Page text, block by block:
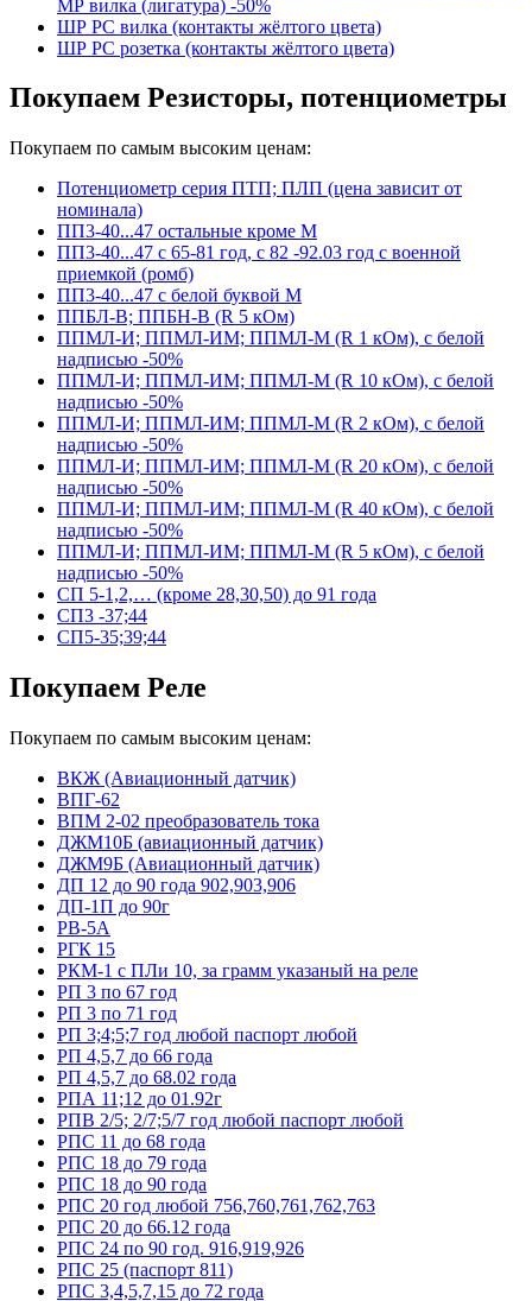
МР вилка (лигатура) -50%
ШР РС вилка (контакты жёлтого цвета)
ШР РС розетка (контакты жёлтого цвета)
Покупаем Резисторы, потенциометры
Покупаем по самым высоким ценам:
Потенциометр серия ПТП; ПЛП (цена зависит от
номинала)
ПП3-40...47 остальные кроме М
ПП3-40...47 с 65-81 год, с 82 -92.03 год с военной
приемкой (ромб)
ПП3-40...47 с белой буквой М
ППБЛ-В; ППБН-В (R 5 кОм)
ППМЛ-И; ППМЛ-ИМ; ППМЛ-М (R 1 кОм), с белой
надписью -50%
ППМЛ-И; ППМЛ-ИМ; ППМЛ-М (R 10 кОм), с белой
надписью -50%
ППМЛ-И; ППМЛ-ИМ; ППМЛ-М (R 2 кОм), с белой
надписью -50%
ППМЛ-И; ППМЛ-ИМ; ППМЛ-М (R 20 кОм), с белой
надписью -50%
ППМЛ-И; ППМЛ-ИМ; ППМЛ-М (R 40 кОм), с белой
надписью -50%
ППМЛ-И; ППМЛ-ИМ; ППМЛ-М (R 5 кОм), с белой
надписью -50%
СП 5-1,2,… (кроме 28,30,50) до 91 года
СП3 -37;44
СП5-35;39;44
Покупаем Реле
Покупаем по самым высоким ценам:
ВКЖ (Авиационный датчик)
ВПГ-62
ВПМ 2-02 преобразователь тока
ДЖМ10Б (авиационный датчик)
ДЖМ9Б (Авиационный датчик)
ДП 12 до 90 года 902,903,906
ДП-1П до 90г
РВ-5А
РГК 15
РКМ-1 с ПЛи 10, за грамм указаный на реле
РП 3 по 67 год
РП 3 по 71 год
РП 3;4;5;7 год любой паспорт любой
РП 4,5,7 до 66 года
РП 4,5,7 до 68.02 года
РПА 11;12 до 01.92г
РПВ 2/5; 2/7;5/7 год любой паспорт любой
РПС 11 до 68 года
РПС 18 до 79 года
РПС 18 до 90 года
РПС 20 год любой 756,760,761,762,763
РПС 20 до 66.12 года
РПС 24 по 90 год. 916,919,926
РПС 25 (паспорт 811)
РПС 3,4,5,7,15 до 72 года